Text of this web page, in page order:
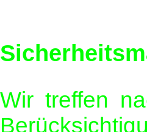
Wir treffen